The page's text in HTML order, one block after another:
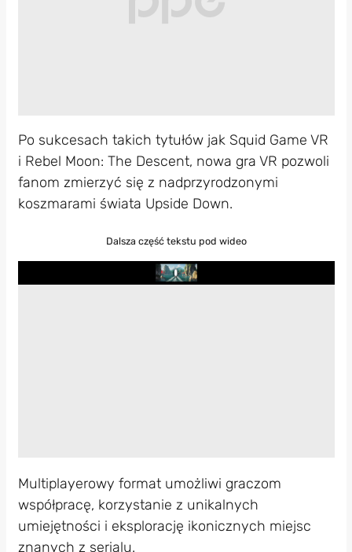
Po sukcesach takich tytułów jak Squid Game VR
i Rebel Moon: The Descent, nowa gra VR pozwoli
fanom zmierzyć się z nadprzyrodzonymi
koszmarami świata Upside Down.
Dalsza część tekstu pod wideo
Play
Multiplayerowy format umożliwi graczom
współpracę, korzystanie z unikalnych
umiejętności i eksplorację ikonicznych miejsc
znanych z serialu.